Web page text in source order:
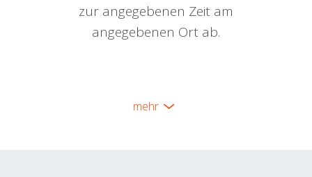
zur angegebenen Zeit am
angegebenen Ort ab.
mehr